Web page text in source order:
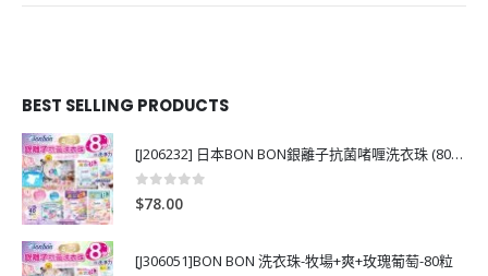
BEST SELLING PRODUCTS
[J206232] 日本BON BON銀離子抗菌啫喱洗衣珠 (80粒)
0out of 5
$78.00
[J306051]BON BON 洗衣珠-牧場+爽+玫瑰葡萄-80粒